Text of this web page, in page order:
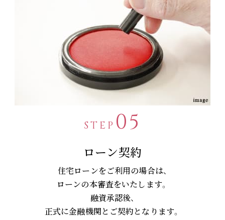
STEP 05
ローン契約
住宅ローンをご利用の場合は、
ローンの本審査をいたします。
融資承認後、
正式に金融機関とご契約となります。